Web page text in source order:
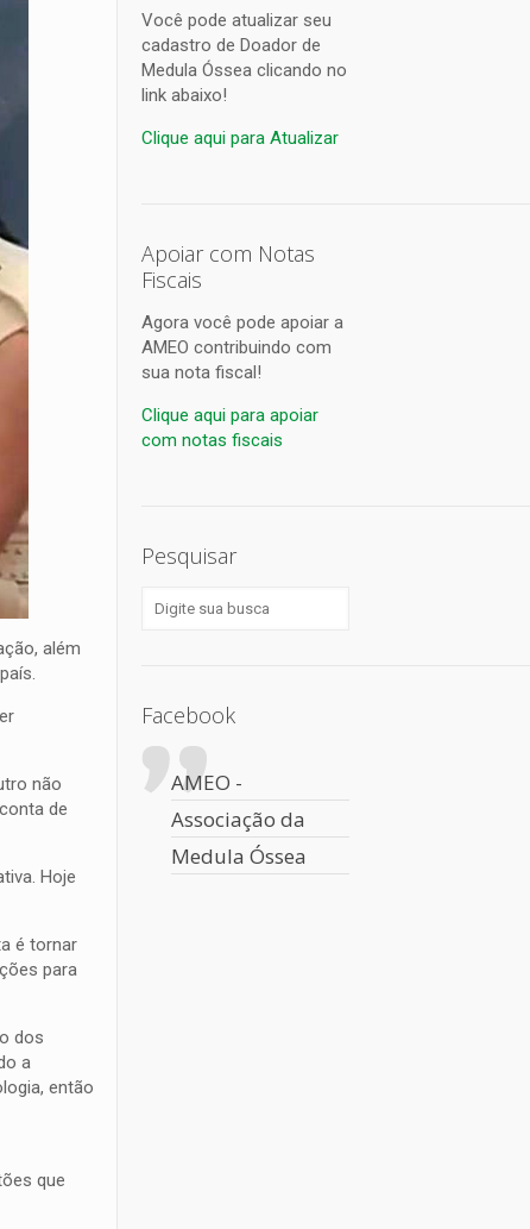
além
não
de
Hoje
é tornar
para
dos
a
então
que
Você pode atualizar seu
cadastro de Doador de
Medula Óssea clicando no
link abaixo!
Clique aqui para Atualizar
Apoiar com Notas
Fiscais
Agora você pode apoiar a
AMEO contribuindo com
sua nota fiscal!
Clique aqui para apoiar
com notas fiscais
Pesquisar
Facebook
AMEO -
Associação da
Medula Óssea